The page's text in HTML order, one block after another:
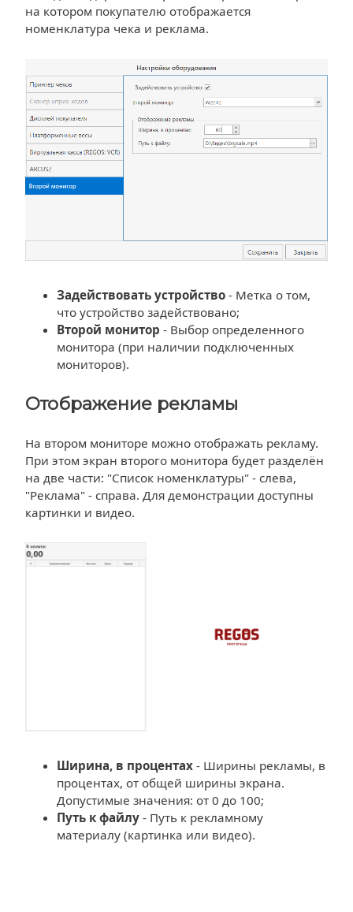
на котором покупателю отображается
номенклатура чека и реклама.
Задействовать устройство - Метка о том,
что устройство задействовано;
Второй монитор - Выбор определенного
монитора (при наличии подключенных
мониторов).
Отображение рекламы
На втором мониторе можно отображать рекламу.
При этом экран второго монитора будет разделён
на две части: "Список номенклатуры" - слева,
"Реклама" - справа. Для демонстрации доступны
картинки и видео.
Ширина, в процентах - Ширины рекламы, в
процентах, от общей ширины экрана.
Допустимые значения: от 0 до 100;
Путь к файлу - Путь к рекламному
материалу (картинка или видео).